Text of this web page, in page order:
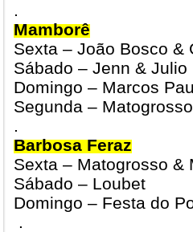
.
Mamborê
Sexta – João Bosco &
Sábado – Jenn & Julio
Domingo – Marcos
Segunda –
.
Barbosa Feraz
Sexta – Matogrosso &
Sábado – Loubet
Domingo – Festa do
.